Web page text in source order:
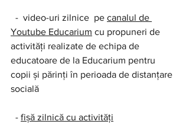
  -  video-uri zilnice  pe
canalul de
Youtube Educarium cu propuneri de
activități realizate de echipa de
educatoare de la Educarium pentru
copii și părinți în perioada de distanțare
socială
  -
fișă zilnică cu activități